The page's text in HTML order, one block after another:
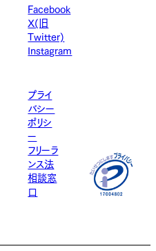
Facebook
X(旧
Twitter)
Instagram
プライ
バシー
ポリシ
ー
フリーラ
ンス法
相談窓
口